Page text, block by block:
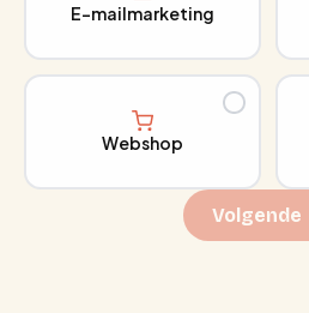
E-mailmarketing
Webshop
Volgende